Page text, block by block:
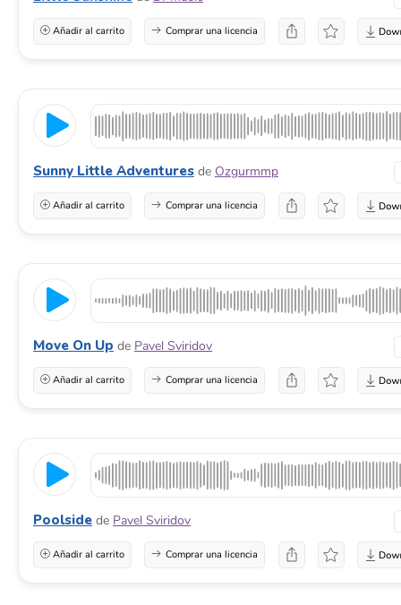
Añadir al carrito Comprar una licencia
Sunny Little Adventures de Ozgurmmp
Añadir al carrito Comprar una licencia
Move On Up de Pavel Sviridov
Añadir al carrito Comprar una licencia
Poolside de Pavel Sviridov
Añadir al carrito Comprar una licencia